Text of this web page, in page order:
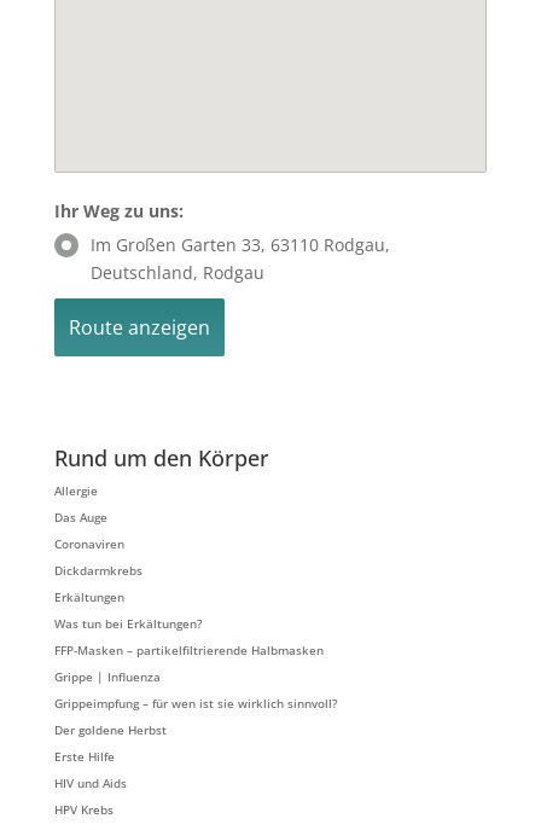
Ihr Weg zu uns:
Im Großen Garten 33, 63110 Rodgau,
Deutschland, Rodgau
Rund um den Körper
Allergie
Das Auge
Coronaviren
Dickdarmkrebs
Erkältungen
Was tun bei Erkältungen?
FFP-Masken – partikelfiltrierende Halbmasken
Grippe | Influenza
Grippeimpfung – für wen ist sie wirklich sinnvoll?
Der goldene Herbst
Erste Hilfe
HIV und Aids
HPV Krebs